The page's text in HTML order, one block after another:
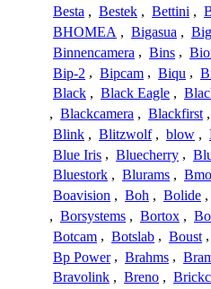
Besta , Bestek , Bettini ,
BHOMEA , Bigasua ,
Binnencamera , Bins ,
Bip-2 , Bipcam , Biqu ,
Black , Black Eagle ,
, Blackcamera , Blackfirst ,
Blink , Blitzwolf , blow ,
Blue Iris , Bluecherry ,
Bluestork , Blurams ,
Boavision , Boh , Bolide ,
, Borsystems , Bortox ,
Botcam , Botslab , Boust ,
Bp Power , Brahms ,
Bravolink , Breno ,